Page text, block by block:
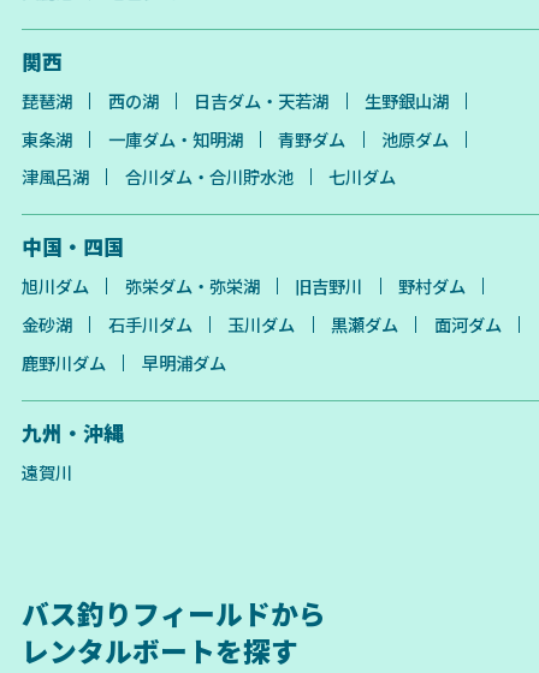
関西
琵琶湖 西の湖 日吉ダム・天若湖
生野銀山湖
東条湖
一庫ダム・知明湖 青野ダム
池原ダム
津風呂湖
合川ダム・合川貯水池 七川ダム
中国・四国
旭川ダム 弥栄ダム・弥栄湖 旧吉野川
野村ダム
金砂湖
石手川ダム 玉川ダム 黒瀬ダム
面河ダム
鹿野川ダム
早明浦ダム
九州・沖縄
遠賀川
バス釣りフィールドから
レンタルボートを探す